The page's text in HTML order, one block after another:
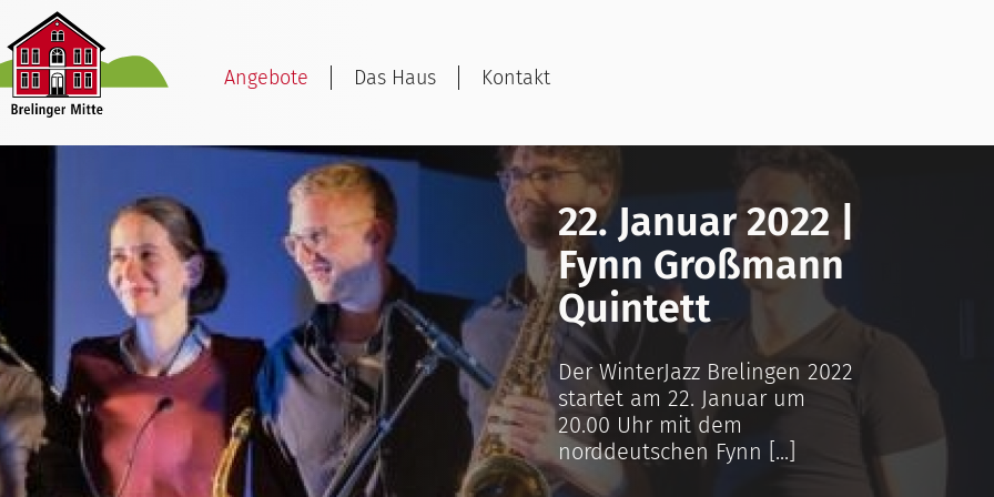
Angebote Das Haus Kontakt
22. Januar 2022 |
Fynn Großmann
Quintett
Der WinterJazz Brelingen 2022
startet am 22. Januar um
20.00 Uhr mit dem
norddeutschen Fynn [...]